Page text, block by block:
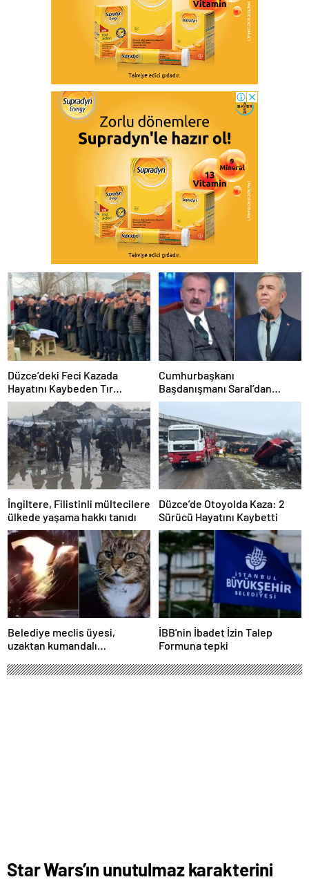
Düzce’deki Feci Kazada
Hayatını Kaybeden Tır
Sürücüsü Memleketine
Uğurlandı
Cumhurbaşkanı
Başdanışmanı Saral’dan
gündem yaratacak Mansur
Yavaş iddiası
İngiltere, Filistinli mültecilere
ülkede yaşama hakkı tanıdı
Düzce’de Otoyolda Kaza: 2
Sürücü Hayatını Kaybetti
Belediye meclis üyesi,
uzaktan kumandalı
uçurmaya çalıştı
İBB'nin İbadet İzin Talep
Formuna tepki